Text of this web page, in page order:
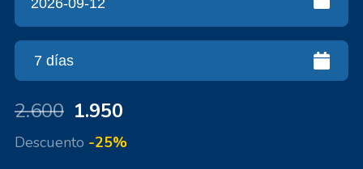
2.600 1.950
Descuento -25%